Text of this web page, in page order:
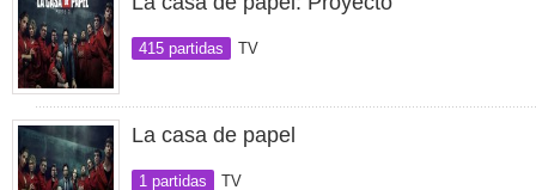
415 partidas TV
La casa de papel
1 partidas TV